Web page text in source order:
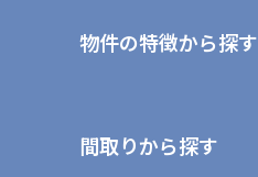
物件の特徴から探す
間取りから探す